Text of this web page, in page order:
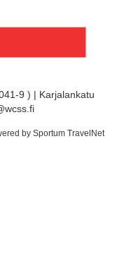
9 ) | Karjalankatu
by Sportum TravelNet